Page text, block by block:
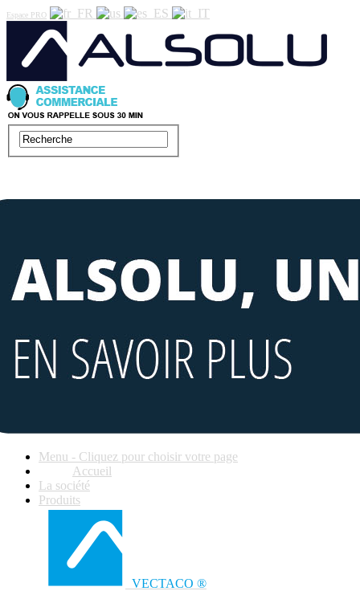
Espace PRO
Menu - Cliquez pour choisir votre page
Accueil
La société
Produits
VECTACO ®